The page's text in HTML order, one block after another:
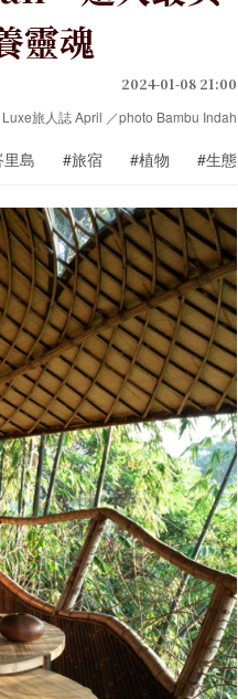
靈魂
2024-01-08 21:00
旅人誌 April ／photo Bambu Indah
島 #旅宿 #植物 #生態